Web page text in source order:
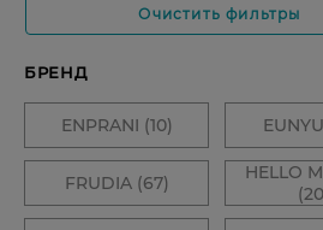
Очистить фильтры